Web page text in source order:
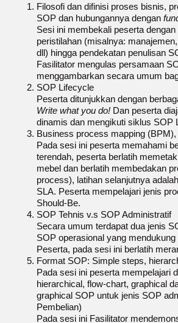
Filosofi dan difinisi proses bisnis,
SOP dan hubungannya dengan
Sesi ini membekali peserta
peristilahan (misalnya:
dll) hingga pendekatan penulisan
Fasilitator mengulas persamaan
menggambarkan secara umum
SOP Lifecycle
Peserta ditunjukkan dengan
Write what you do! Dan peserta
dinamis dan mengikuti siklus SOP
Business process mapping
Pada sesi ini peserta memahami
terendah, peserta berlatih
mebel dan berlatih membedakan
process), latihan selanjutnya
SLA. Peserta mempelajari jenis
Should-Be.
SOP Tehnis v.s SOP Administratif
Secara umum terdapat dua jenis
SOP operasional yang
Peserta, pada sesi ini berlatih
Format SOP: Simple steps,
Pada sesi ini peserta mempelajari
hierarchical, flow-chart, graphical
graphical SOP untuk jenis SOP
Pembelian)
Pada sesi ini Fasilitator